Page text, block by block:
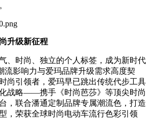
升级新征程
、时尚、独立的个人标签，成为新时代
流影响力与爱玛品牌升级需求高度契
尚引领者，爱玛早已跳出传统代步工具
战略——携手《时尚芭莎》等顶尖时尚
，联合潘通定制品牌专属潮流色，打造
，荣获全球时尚电动车流行色彩引领